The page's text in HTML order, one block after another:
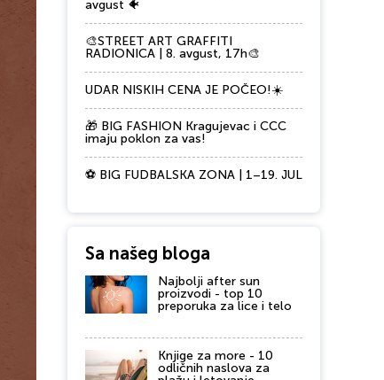
avgust 🐠
🎨STREET ART GRAFFITI
RADIONICA | 8. avgust, 17h🎨
UDAR NISKIH CENA JE POČEO!☀️
🎁 BIG FASHION Kragujevac i CCC
imaju poklon za vas!
⚽ BIG FUDBALSKA ZONA | 1–19. JUL
Sa našeg bloga
Najbolji after sun
proizvodi - top 10
preporuka za lice i telo
Knjige za more - 10
odličnih naslova za